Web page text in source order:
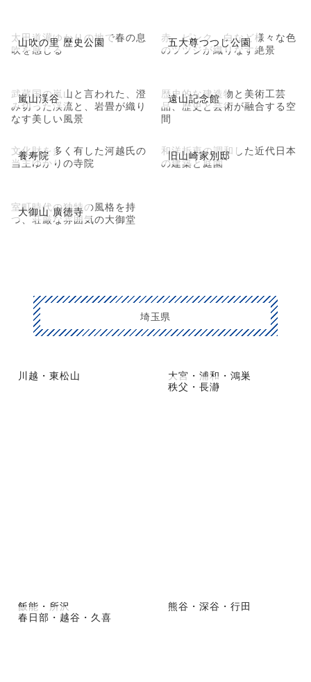
山吹の里 歴史公園
太田道灌ゆかりの地で春の息
吹を感じる
五大尊つつじ公園
赤、ピンク、白など様々な色
のツツジが織りなす絶景
嵐山渓谷
武蔵国の嵐山と言われた、澄
み切った渓流と、岩畳が織り
なす美しい風景
遠山記念館
歴史的な建造物と美術工芸
品、歴史と芸術が融合する空
間
養寿院
文化財を多く有した河越氏の
当主ゆかりの寺院
旧山崎家別邸
和洋折衷の調和した近代日本
の建築と庭園
大御山 廣徳寺
室町時代の独特の風格を持
つ、荘厳な雰囲気の大御堂
埼玉県
川越・東松山
大宮・浦和・鴻巣
秩父・長瀞
飯能・所沢
熊谷・深谷・行田
春日部・越谷・久喜